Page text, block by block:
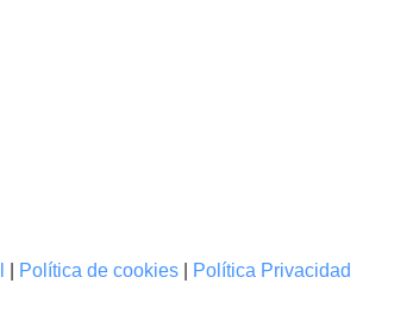
Política de cookies Política Privacidad